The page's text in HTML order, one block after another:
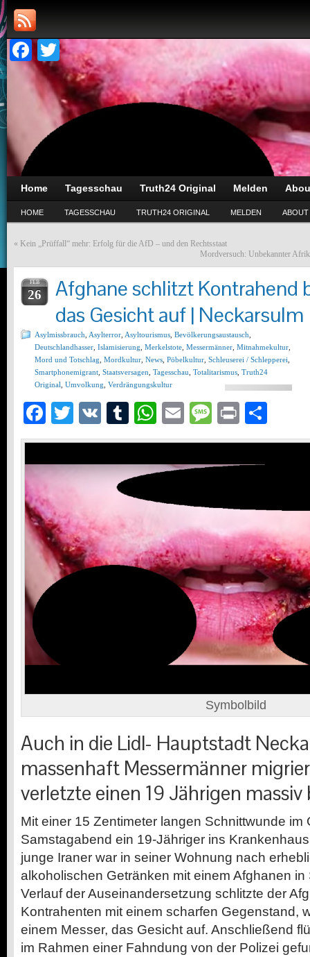
Facebook
Twitter
Home Tagesschau Truth24 Original Melden
HOME TAGESSCHAU TRUTH24 ORIGINAL MELDEN ABOUT
« Kein „Prüffall“ mehr: Erfolg für die AfD – und den Rechtsstaat
Mordversuch: Unbekannter
FEB
26
Afghane schlitzt Kontrahend
das Gesicht auf | Neckarsulm
Asylmissbrauch Asylterror Asyltourismus Bevölkerungsaustausch
Deutschlandhasser Islamisierung Merkelstote Messermänner Mitnahmekultur
Mord und Totschlag Mordkultur News Pöbelkultur Schleuserei / Schlepperei
Smartphonemigrant Staatsversagen Tagesschau Totalitarismus Truth24
Original Umvolkung Verdrängungskultur
Facebook
Twitter
VK Tumblr
WhatsApp
EmailMessage
Print
Symbolbild
Auch in die Lidl- Hauptstadt
massenhaft Messermänner
verletzte einen 19 Jährigen massiv
Mit einer 15 Zentimeter langen Schnittwunde im
Samstagabend ein 19-Jähriger ins
junge Iraner war in seiner Wohnung nach
alkoholischen Getränken mit einem Afghanen in
Verlauf der Auseinandersetzung schlitzte der
Kontrahenten mit einem scharfen Gegenstand,
einem Messer, das Gesicht auf. Anschließend
im Rahmen einer Fahndung von der Polizei